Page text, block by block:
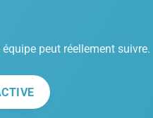
peut réellement suivre.